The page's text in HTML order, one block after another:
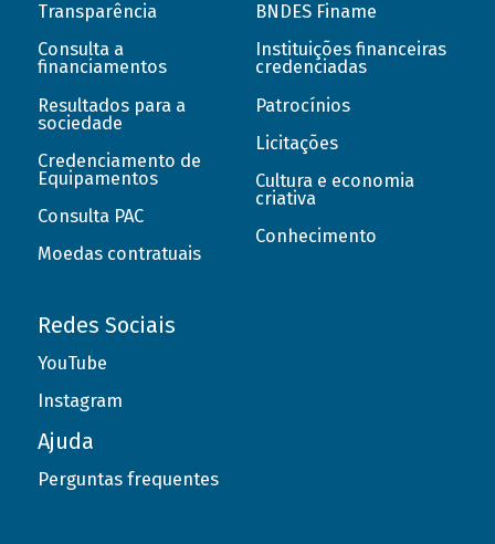
Transparência
Consulta a
financiamentos
Resultados para a
sociedade
Credenciamento de
Equipamentos
Consulta PAC
Moedas contratuais
BNDES Finame
Instituições financeiras
credenciadas
Patrocínios
Licitações
Cultura e economia
criativa
Conhecimento
Redes Sociais
YouTube
Instagram
Ajuda
Perguntas frequentes